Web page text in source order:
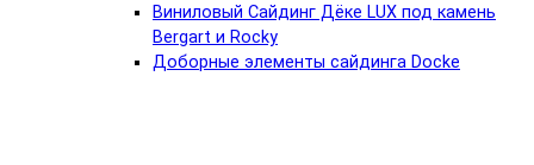
Виниловый Сайдинг Дёке LUX под камень
Bergart и Rocky
Доборные элементы сайдинга Docke